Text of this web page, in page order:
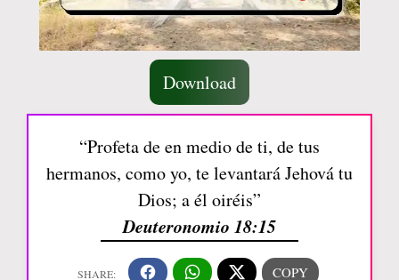
Download
“Profeta de en medio de ti, de tus
hermanos, como yo, te levantará Jehová tu
Dios; a él oiréis”
Deuteronomio 18:15